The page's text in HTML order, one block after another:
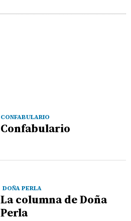
CONFABULARIO
Confabulario
DOÑA PERLA
La columna de Doña
Perla